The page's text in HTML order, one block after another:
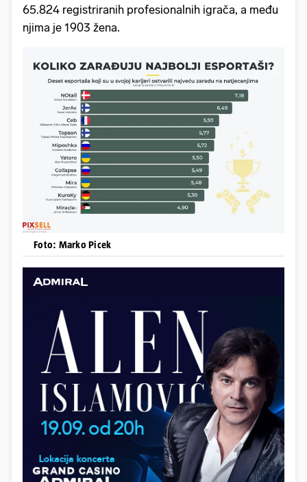
65.824 registriranih profesionalnih igrača, a među
njima je 1903 žena.
Foto: Marko Picek